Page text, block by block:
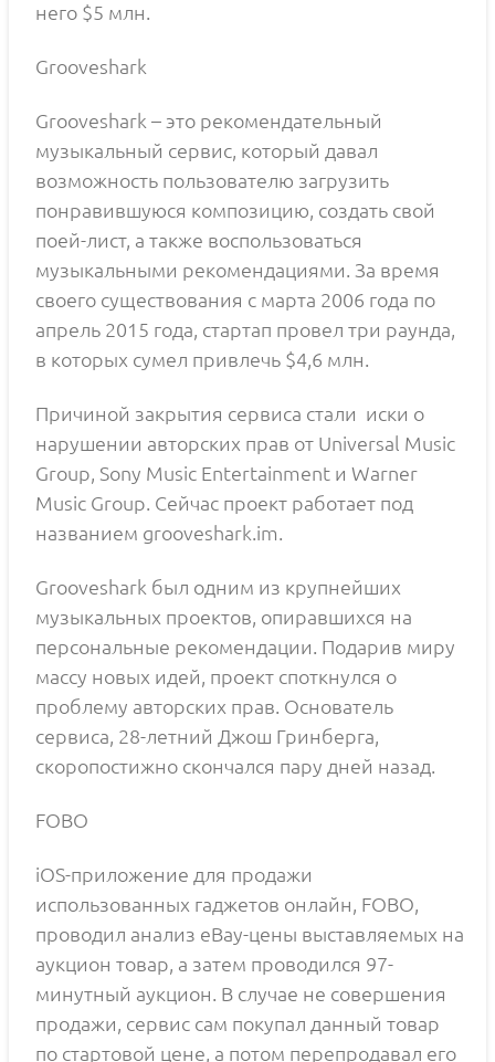
него $5 млн.
Grooveshark
Grooveshark – это рекомендательный
музыкальный сервис, который давал
возможность пользователю загрузить
понравившуюся композицию, создать свой
поей-лист, а также воспользоваться
музыкальными рекомендациями. За время
своего существования с марта 2006 года по
апрель 2015 года, стартап провел три раунда,
в которых сумел привлечь $4,6 млн.
Причиной закрытия сервиса стали иски о
нарушении авторских прав от Universal Music
Group, Sony Music Entertainment и Warner
Music Group. Сейчас проект работает под
названием grooveshark.im.
Grooveshark был одним из крупнейших
музыкальных проектов, опиравшихся на
персональные рекомендации. Подарив миру
массу новых идей, проект споткнулся о
проблему авторских прав. Основатель
сервиса, 28-летний Джош Гринберга,
скоропостижно скончался пару дней назад.
FOBO
iOS-приложение для продажи
использованных гаджетов онлайн, FOBO,
проводил анализ eBay-цены выставляемых на
аукцион товар, а затем проводился 97-
минутный аукцион. В случае не совершения
продажи, сервис сам покупал данный товар
по стартовой цене, а потом перепродавал его